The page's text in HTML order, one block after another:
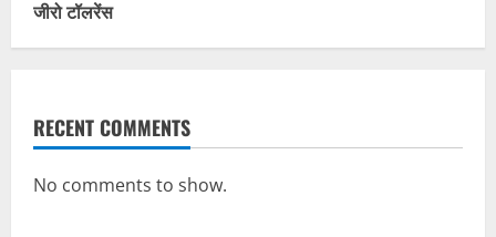
जीरो टॉलरेंस
RECENT COMMENTS
No comments to show.